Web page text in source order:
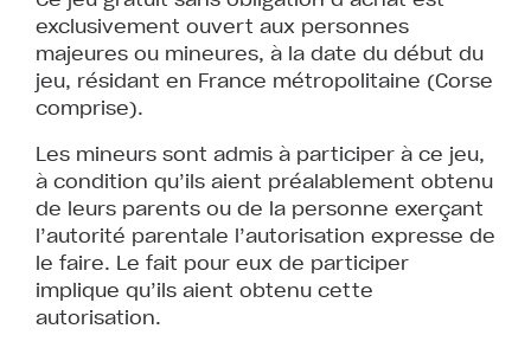
exclusivement ouvert aux personnes
majeures ou mineures, à la date du début du
jeu, résidant en France métropolitaine (Corse
comprise).
Les mineurs sont admis à participer à ce jeu,
à condition qu’ils aient préalablement obtenu
de leurs parents ou de la personne exerçant
l’autorité parentale l’autorisation expresse de
le faire. Le fait pour eux de participer
implique qu’ils aient obtenu cette
autorisation.